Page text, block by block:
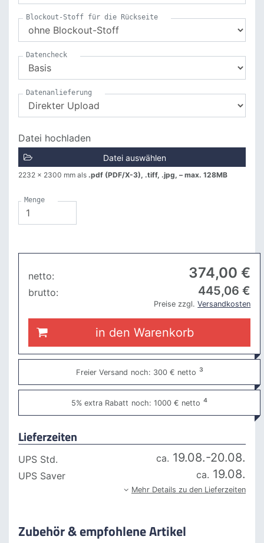
Blockout-Stoff für die Rückseite
Datencheck
Datenanlieferung
Datei hochladen
Datei auswählen
2232 x 2300 mm als .pdf (PDF/X-3), .tiff, .jpg, – max. 128MB
Menge
netto: 374,00 €
brutto: 445,06 €
Preise zzgl.Versandkosten
in den Warenkorb
Freier Versand noch: 300 € netto ³
5% extra Rabatt noch: 1000 € netto ⁴
Lieferzeiten
UPS Std. ca. 19.08.-20.08.
UPS Saver ca. 19.08.
Mehr Details zu den Lieferzeiten
Zubehör & empfohlene Artikel